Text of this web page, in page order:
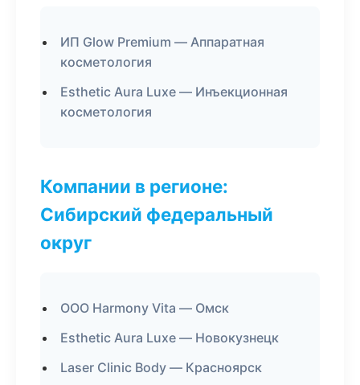
ИП Glow Premium — Аппаратная
косметология
Esthetic Aura Luxe — Инъекционная
косметология
Компании в регионе:
Сибирский федеральный
округ
ООО Harmony Vita — Омск
Esthetic Aura Luxe — Новокузнецк
Laser Clinic Body — Красноярск